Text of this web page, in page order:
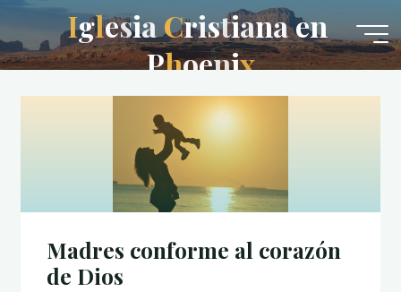
Saltar
contenido
IglesiaCristianaen
Phoenix
Madres conforme al corazón
de Dios